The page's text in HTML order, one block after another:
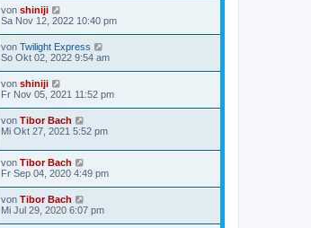
von shiniji
Sa Nov 12, 2022 10:40 pm
von Twilight Express
So Okt 02, 2022 9:54 am
von shiniji
Fr Nov 05, 2021 11:52 pm
von Tibor Bach
Mi Okt 27, 2021 5:52 pm
von Tibor Bach
Fr Sep 04, 2020 4:49 pm
von Tibor Bach
Mi Jul 29, 2020 6:07 pm